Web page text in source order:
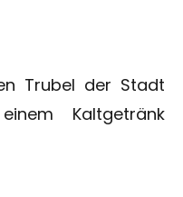
Trubel der Stadt
Kaltgetränk